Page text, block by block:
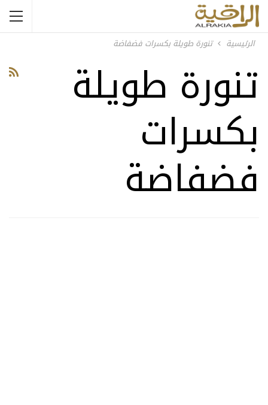
الرئيسية تنورة طويلة بكسرات فضفاضة
تنورة طويلة
بكسرات
فضفاضة